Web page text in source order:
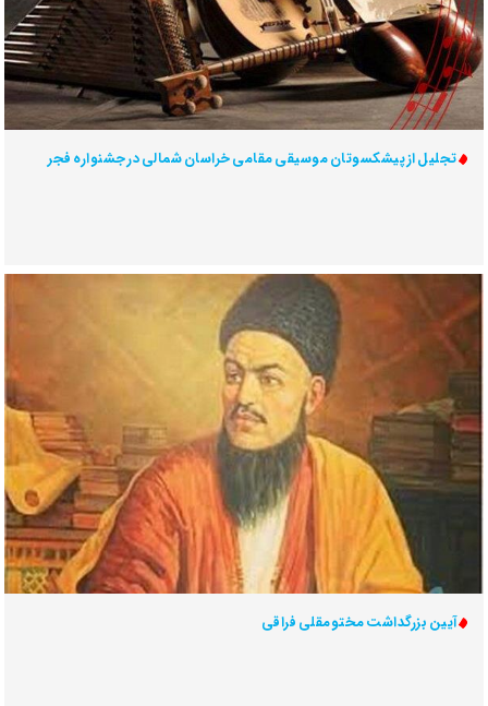
تجلیل از پیشکسوتان موسیقی مقامی خراسان شمالی در جشنواره فجر
آیین بزرگداشت مختومقلی فراقی